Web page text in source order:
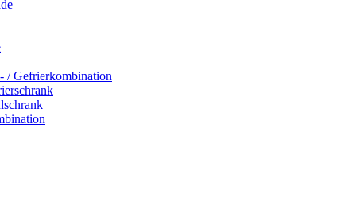
/ Gefrierkombination